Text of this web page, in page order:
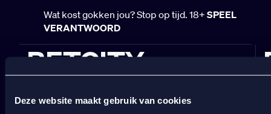
Deze website maakt gebruik van cookies
Wat kost gokken jou? Stop op tijd. 18+ SPEEL
VERANTWOORD
BETCITY
SPORTSBOOK